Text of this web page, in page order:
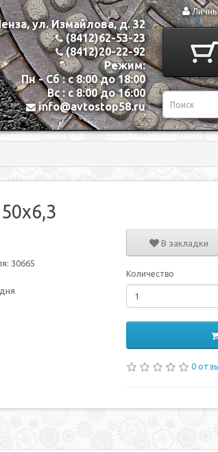
ул. Измайлова, д. 32
(8412)62-53-23
(8412)20-22-92
Режим:
Пн - Сб : с 8:00 до 18:00
Вс : с 8:00 до 16:00
info@avtostop58.ru
30665
В закладки
Количество
0